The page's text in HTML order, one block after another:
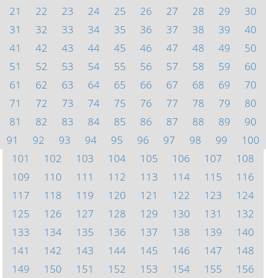
21
22 23 24 25 26 27 28 29
30
31
32 33 34 35 36 37 38 39
40
41
42 43 44 45 46 47 48 49
50
51
52 53 54 55 56 57 58 59
60
61
62 63 64 65 66 67 68 69
70
71
72 73 74 75 76 77 78 79
80
81
82 83 84 85 86 87 88 89
90
91
92 93 94 95 96 97 98 99
100
101
102 103 104 105 106 107
108
109
110 111 112 113 114 115
116
117
118 119 120 121 122 123
124
125
126 127 128 129 130 131
132
133
134 135 136 137 138 139
140
141
142 143 144 145 146 147
148
149
150 151 152 153 154 155
156